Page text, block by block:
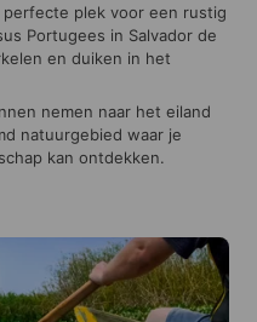
perfecte plek voor een rustig
Portugees in Salvador de
en duiken in het
nemen naar het eiland
natuurgebied waar je
kan ontdekken.